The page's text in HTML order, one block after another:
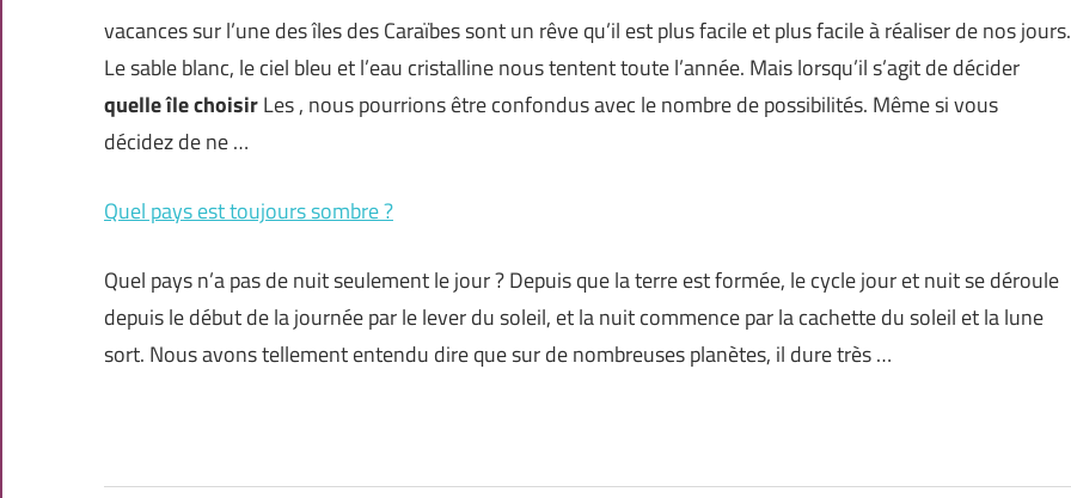
vacances sur l’une des îles des Caraïbes sont un rêve qu’il est plus facile et plus facile à réaliser de nos jours.
Le sable blanc, le ciel bleu et l’eau cristalline nous tentent toute l’année. Mais lorsqu’il s’agit de décider
quelle île choisirLes , nous pourrions être confondus avec le nombre de possibilités. Même si vous
décidez de ne …
Quel pays est toujours sombre ?
Quel pays n’a pas de nuit seulement le jour ? Depuis que la terre est formée, le cycle jour et nuit se déroule
depuis le début de la journée par le lever du soleil, et la nuit commence par la cachette du soleil et la lune
sort. Nous avons tellement entendu dire que sur de nombreuses planètes, il dure très …